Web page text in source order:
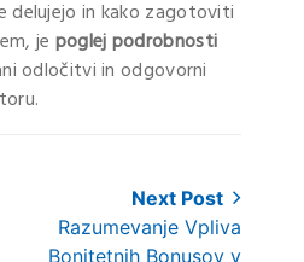
delujejo in kako zagotoviti
je poglej podrobnosti
odločitvi in odgovorni
Next Post
Next
post:
Razumevanje Vpliva
Bonitetnih Bonusov v